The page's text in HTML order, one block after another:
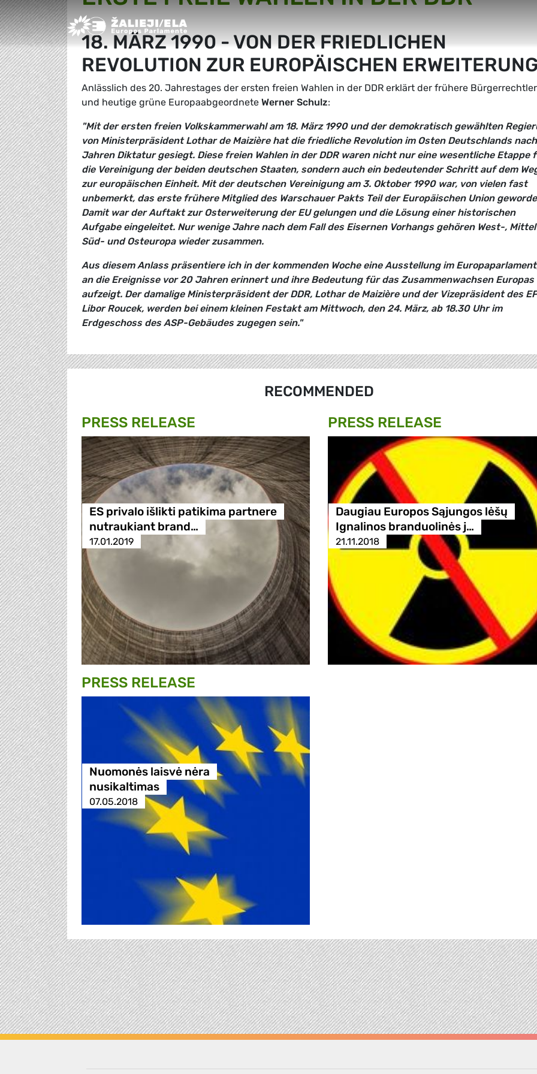
Greens/EFA Home
18. MÄRZ 1990 - VON DER FRIEDLICHEN
REVOLUTION ZUR EUROPÄISCHEN
Anlässlich des 20. Jahrestages der ersten freien Wahlen in der DDR erklärt der frühere Bürgerrechtler
und heutige grüne Europaabgeordnete Werner Schulz:
"Mit der ersten freien Volkskammerwahl am 18. März 1990 und der demokratisch gewählten
von Ministerpräsident Lothar de Maizière hat die friedliche Revolution im Osten Deutschlands
Jahren Diktatur gesiegt. Diese freien Wahlen in der DDR waren nicht nur eine wesentliche Etappe
die Vereinigung der beiden deutschen Staaten, sondern auch ein bedeutender Schritt auf dem
zur europäischen Einheit. Mit der deutschen Vereinigung am 3. Oktober 1990 war, von vielen fast
unbemerkt, das erste frühere Mitglied des Warschauer Pakts Teil der Europäischen Union
Damit war der Auftakt zur Osterweiterung der EU gelungen und die Lösung einer historischen
Aufgabe eingeleitet. Nur wenige Jahre nach dem Fall des Eisernen Vorhangs gehören West-,
Süd- und Osteuropa wieder zusammen.
Aus diesem Anlass präsentiere ich in der kommenden Woche eine Ausstellung im
an die Ereignisse vor 20 Jahren erinnert und ihre Bedeutung für das Zusammenwachsen Europas
aufzeigt. Der damalige Ministerpräsident der DDR, Lothar de Maizière und der Vizepräsident des
Libor Roucek, werden bei einem kleinen Festakt am Mittwoch, den 24. März, ab 18.30 Uhr im
Erdgeschoss des ASP-Gebäudes zugegen sein."
RECOMMENDED
PRESS RELEASE
ES privalo išlikti patikima partnere
nutraukiant brand…
17.01.2019
PRESS RELEASE
Daugiau Europos Sąjungos lėšų
Ignalinos branduolinės j…
21.11.2018
PRESS RELEASE
Nuomonės laisvė nėra
nusikaltimas
07.05.2018